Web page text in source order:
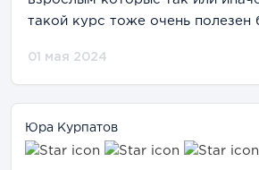
такой курс тоже очень полезен
01 мая 2024
Юра Курпатов